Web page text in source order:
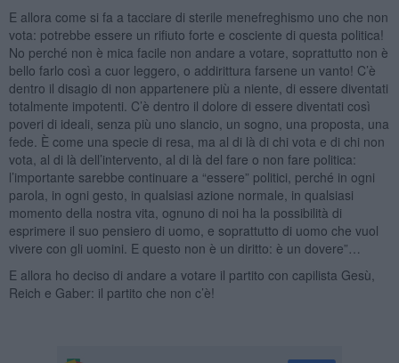
E allora come si fa a tacciare di sterile menefreghismo uno che non
vota: potrebbe essere un rifiuto forte e cosciente di questa politica!
No perché non è mica facile non andare a votare, soprattutto non è
bello farlo così a cuor leggero, o addirittura farsene un vanto! C’è
dentro il disagio di non appartenere più a niente, di essere diventati
totalmente impotenti. C’è dentro il dolore di essere diventati così
poveri di ideali, senza più uno slancio, un sogno, una proposta, una
fede. È come una specie di resa, ma al di là di chi vota e di chi non
vota, al di là dell’intervento, al di là del fare o non fare politica:
l’importante sarebbe continuare a “essere” politici, perché in ogni
parola, in ogni gesto, in qualsiasi azione normale, in qualsiasi
momento della nostra vita, ognuno di noi ha la possibilità di
esprimere il suo pensiero di uomo, e soprattutto di uomo che vuol
vivere con gli uomini. E questo non è un diritto: è un dovere”…
E allora ho deciso di andare a votare il partito con capilista Gesù,
Reich e Gaber: il partito che non c’è!